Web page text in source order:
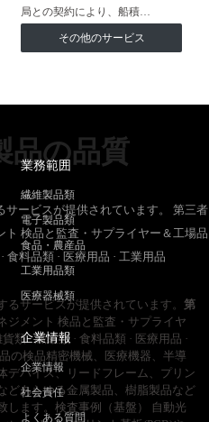
局との契約により、船積…
その他のサービス
品の品質
サービスが提供されています。 第三者
検品と監査・サプライヤー＆工場品
食料品類 · 医療用品 · 工業用品
サービスが提供されています。 第
ジメント 検品と監査・サプライヤ
貨類 · 繊維類 · 食料品類 · 医療用品 ·
の検品精密機械、医療機器、半導
デバイス、リードフレーム、プリン
どあらゆる金属製品、樹脂製品など
します。検査事例（基盤） 自動光
業務範囲
繊維製品類
電子製品類
食品・農産品
工業用品類
医療器械類
企業情報
企業情報
社会責任
よくある質問